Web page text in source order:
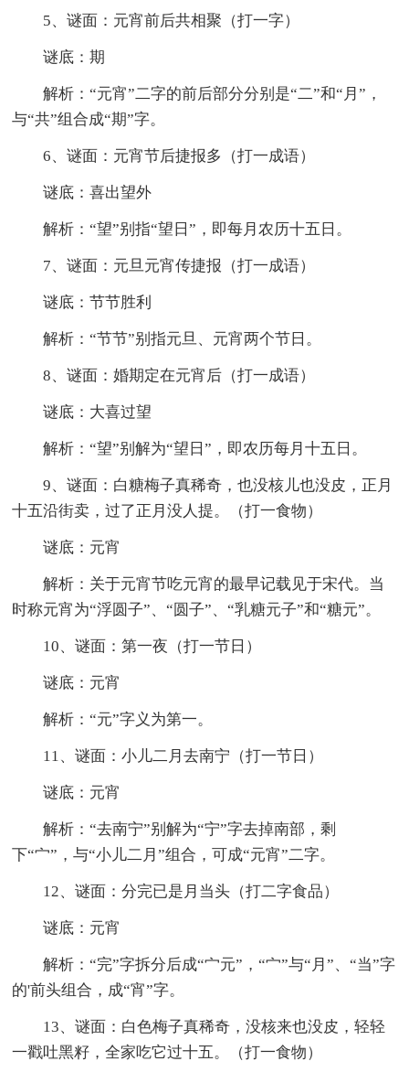
5、谜面：元宵前后共相聚（打一字）
谜底：期
解析：“元宵”二字的前后部分分别是“二”和“月”，
与“共”组合成“期”字。
6、谜面：元宵节后捷报多（打一成语）
谜底：喜出望外
解析：“望”别指“望日”，即每月农历十五日。
7、谜面：元旦元宵传捷报（打一成语）
谜底：节节胜利
解析：“节节”别指元旦、元宵两个节日。
8、谜面：婚期定在元宵后（打一成语）
谜底：大喜过望
解析：“望”别解为“望日”，即农历每月十五日。
9、谜面：白糖梅子真稀奇，也没核儿也没皮，正月
十五沿街卖，过了正月没人提。（打一食物）
谜底：元宵
解析：关于元宵节吃元宵的最早记载见于宋代。当
时称元宵为“浮圆子”、“圆子”、“乳糖元子”和“糖元”。
10、谜面：第一夜（打一节日）
谜底：元宵
解析：“元”字义为第一。
11、谜面：小儿二月去南宁（打一节日）
谜底：元宵
解析：“去南宁”别解为“宁”字去掉南部，剩
下“宀”，与“小儿二月”组合，可成“元宵”二字。
12、谜面：分完已是月当头（打二字食品）
谜底：元宵
解析：“完”字拆分后成“宀元”，“宀”与“月”、“当”字
的'前头组合，成“宵”字。
13、谜面：白色梅子真稀奇，没核来也没皮，轻轻
一戳吐黑籽，全家吃它过十五。（打一食物）